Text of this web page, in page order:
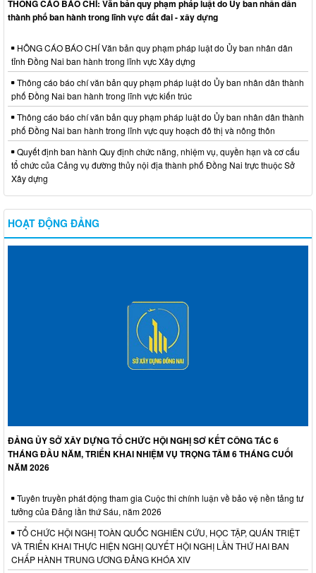
THÔNG CÁO BÁO CHÍ: Văn bản quy phạm pháp luật do Ủy ban nhân dân
thành phố ban hành trong lĩnh vực đất đai - xây dựng
HÔNG CÁO BÁO CHÍ Văn bản quy phạm pháp luật do Ủy ban nhân dân
tỉnh Đồng Nai ban hành trong lĩnh vực Xây dựng
Thông cáo báo chí văn bản quy phạm pháp luật do Ủy ban nhân dân thành
phố Đồng Nai ban hành trong lĩnh vực kiến trúc
Thông cáo báo chí văn bản quy phạm pháp luật do Ủy ban nhân dân thành
phố Đồng Nai ban hành trong lĩnh vực quy hoạch đô thị và nông thôn
Quyết định ban hành Quy định chức năng, nhiệm vụ, quyền hạn và cơ cấu
tổ chức của Cảng vụ đường thủy nội địa thành phố Đồng Nai trực thuộc Sở
Xây dựng
HOẠT ĐỘNG ĐẢNG
ĐẢNG ỦY SỞ XÂY DỰNG TỔ CHỨC HỘI NGHỊ SƠ KẾT CÔNG TÁC 6
THÁNG ĐẦU NĂM, TRIỂN KHAI NHIỆM VỤ TRỌNG TÂM 6 THÁNG CUỐI
NĂM 2026
Tuyên truyền phát động tham gia Cuộc thi chính luận về bảo vệ nền tảng tư
tưởng của Đảng lần thứ Sáu, năm 2026
TỔ CHỨC HỘI NGHỊ TOÀN QUỐC NGHIÊN CỨU, HỌC TẬP, QUÁN TRIỆT
VÀ TRIỂN KHAI THỰC HIỆN NGHỊ QUYẾT HỘI NGHỊ LẦN THỨ HAI BAN
CHẤP HÀNH TRUNG ƯƠNG ĐẢNG KHÓA XIV